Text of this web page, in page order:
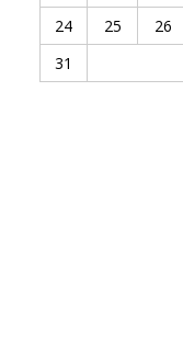
24
25 26
31